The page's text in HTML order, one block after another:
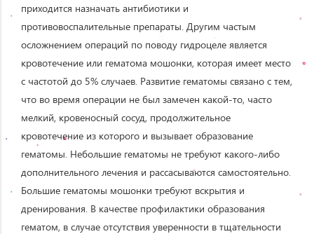
приходится назначать антибиотики и
противовоспалительные препараты. Другим частым
осложнением операций по поводу гидроцеле является
кровотечение или гематома мошонки, которая имеет место
с частотой до 5% случаев. Развитие гематомы связано с тем,
что во время операции не был замечен какой-то, часто
мелкий, кровеносный сосуд, продолжительное
кровотечение из которого и вызывает образование
гематомы. Небольшие гематомы не требуют какого-либо
дополнительного лечения и рассасываются самостоятельно.
Большие гематомы мошонки требуют вскрытия и
дренирования. В качестве профилактики образования
гематом, в случае отсутствия уверенности в тщательности